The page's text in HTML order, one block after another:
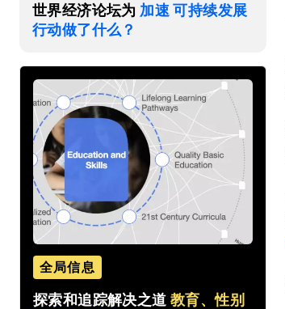
世界经济论坛为 加速 可持续发展
行动做了什么？
全局信息
探索和追踪解决之道 教育、性别